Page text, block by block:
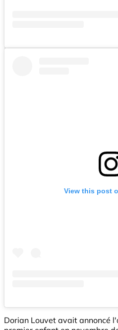
View this post
Dorian Louvet avait annoncé